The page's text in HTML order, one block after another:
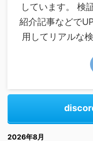
しています。 検
紹介記事などで
用してリアルな
2026年8月